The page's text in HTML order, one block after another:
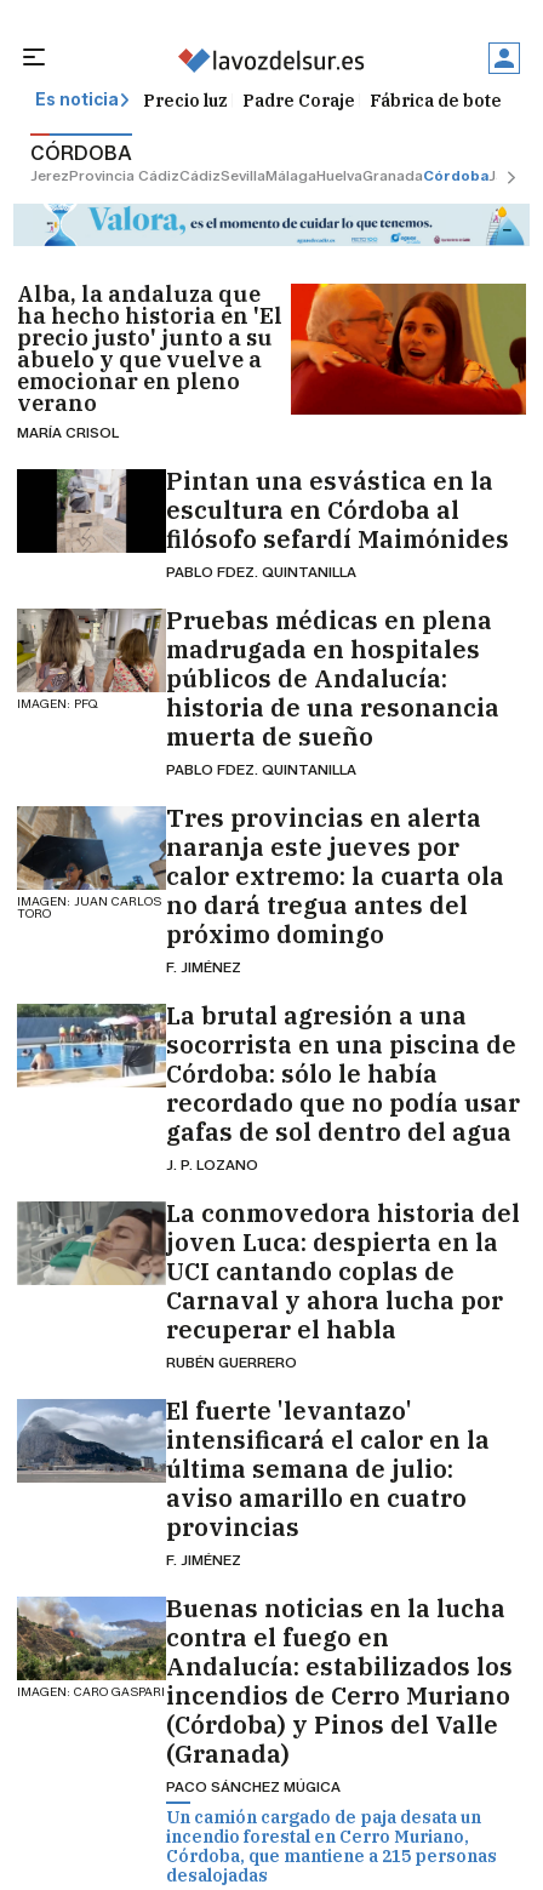
Es noticia Precio luz Padre Coraje Fábrica de botellas
CÓRDOBA
JerezProvincia CádizCádizSevillaMálagaHuelvaGranadaCórdobaJaén
Alba, la andaluza que
ha hecho historia en 'El
precio justo' junto a su
abuelo y que vuelve a
emocionar en pleno
verano
MARÍA CRISOL
Pintan una esvástica en la
escultura en Córdoba al
filósofo sefardí Maimónides
PABLO FDEZ. QUINTANILLA
IMAGEN: PFQ
Pruebas médicas en plena
madrugada en hospitales
públicos de Andalucía:
historia de una resonancia
muerta de sueño
PABLO FDEZ. QUINTANILLA
IMAGEN: JUAN CARLOS
TORO
Tres provincias en alerta
naranja este jueves por
calor extremo: la cuarta ola
no dará tregua antes del
próximo domingo
F. JIMÉNEZ
La brutal agresión a una
socorrista en una piscina de
Córdoba: sólo le había
recordado que no podía usar
gafas de sol dentro del agua
J. P. LOZANO
La conmovedora historia del
joven Luca: despierta en la
UCI cantando coplas de
Carnaval y ahora lucha por
recuperar el habla
RUBÉN GUERRERO
El fuerte 'levantazo'
intensificará el calor en la
última semana de julio:
aviso amarillo en cuatro
provincias
F. JIMÉNEZ
IMAGEN: CARO GASPARI
Buenas noticias en la lucha
contra el fuego en
Andalucía: estabilizados los
incendios de Cerro Muriano
(Córdoba) y Pinos del Valle
(Granada)
PACO SÁNCHEZ MÚGICA
Un camión cargado de paja desata un
incendio forestal en Cerro Muriano,
Córdoba, que mantiene a 215 personas
desalojadas